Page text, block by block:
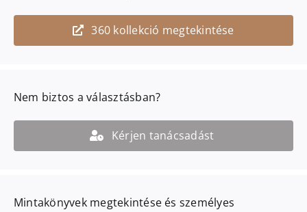
360 kollekció megtekintése
Nem biztos a választásban?
Kérjen tanácsadást
Mintakönyvek megtekintése és személyes